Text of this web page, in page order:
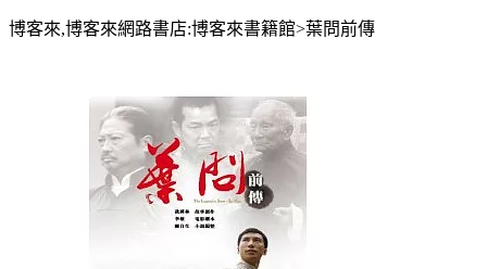
博客來,博客來網路書店:博客來書籍館>葉問前傳